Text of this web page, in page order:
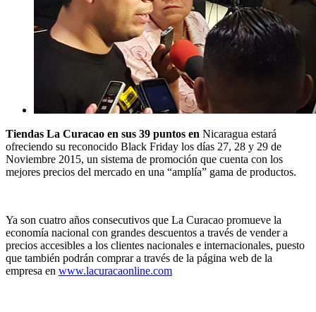
Tiendas La Curacao en sus 39 puntos en Nicaragua estará
ofreciendo su reconocido Black Friday los días 27, 28 y 29 de
Noviembre 2015, un sistema de promoción que cuenta con los
mejores precios del mercado en una “amplía” gama de productos.
Ya son cuatro años consecutivos que La Curacao promueve la
economía nacional con grandes descuentos a través de vender a
precios accesibles a los clientes nacionales e internacionales, puesto
que también podrán comprar a través de la página web de la
empresa en www.lacuracaonline.com